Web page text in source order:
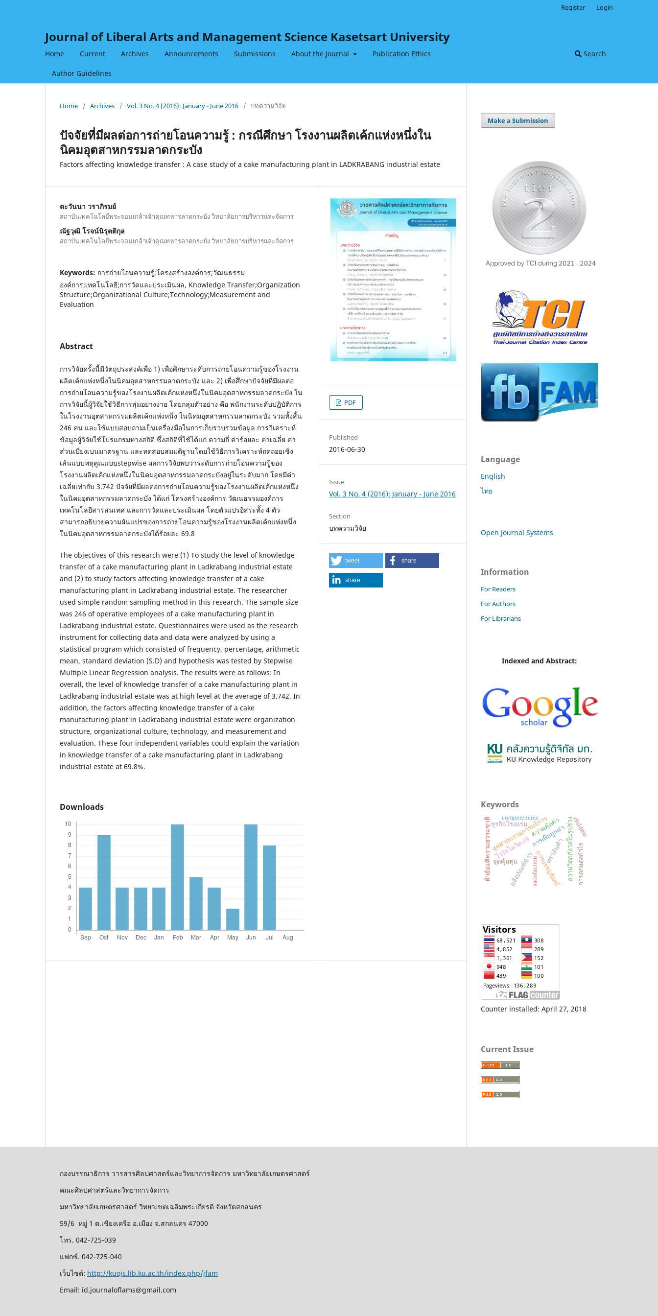
Journal of Liberal Arts and Management Science Kasetsart University
Home Current Archives Announcements Submissions About the Journal Publication Ethics
Author Guidelines
Search
Register Login
Home / Archives / Vol. 3 No. 4 (2016): January - June 2016 / บทความวิจัย
ปัจจัยที่มีผลต่อการถ่ายโอนความรู้ : กรณีศึกษา โรงงานผลิตเค้กแห่งหนึ่งใน
นิคมอุตสาหกรรมลาดกระบัง
Factors affecting knowledge transfer : A case study of a cake manufacturing plant in LADKRABANG industrial estate
ตะวันนา วราภิรมย์
สถาบันเทคโนโลยีพระจอมเกล้าเจ้าคุณทหารลาดกระบัง วิทยาลัยการบริหารและจัดการ
ณัฐวุฒิ โรจน์นิรุตติกุล
สถาบันเทคโนโลยีพระจอมเกล้าเจ้าคุณทหารลาดกระบัง วิทยาลัยการบริหารและจัดการ
Keywords: การถ่ายโอนความรู้;โครงสร้างองค์การ;วัฒนธรรม
องค์การ;เทคโนโลยี;การวัดและประเมินผล, Knowledge Transfer;Organization
Structure;Organizational Culture;Technology;Measurement and
Evaluation
Abstract
การวิจัยครั้งนี้มีวัตถุประสงค์เพื่อ 1) เพื่อศึกษาระดับการถ่ายโอนความรู้ของโรงงาน
ผลิตเค้กแห่งหนึ่งในนิคมอุตสาหกรรมลาดกระบัง และ 2) เพื่อศึกษาปัจจัยที่มีผลต่อ
การถ่ายโอนความรู้ของโรงงานผลิตเค้กแห่งหนึ่งในนิคมอุตสาหกรรมลาดกระบัง ใน
การวิจัยนี้ผู้วิจัยใช้วิธีการสุ่มอย่างง่าย โดยกลุ่มตัวอย่าง คือ พนักงานระดับปฏิบัติการ
ในโรงงานอุตสาหกรรมผลิตเค้กแห่งหนึ่ง ในนิคมอุตสาหกรรมลาดกระบัง รวมทั้งสิ้น
246 คน และใช้แบบสอบถามเป็นเครื่องมือในการเก็บรวบรวมข้อมูล การวิเคราะห์
ข้อมูลผู้วิจัยใช้โปรแกรมทางสถิติ ซึ่งสถิติที่ใช้ได้แก่ ความถี่ ค่าร้อยละ ค่าเฉลี่ย ค่า
ส่วนเบี่ยงเบนมาตรฐาน และทดสอบสมมติฐานโดยใช้วิธีการวิเคราะห์ถดถอยเชิง
เส้นแบบพหุคูณแบบstepwise ผลการวิจัยพบว่าระดับการถ่ายโอนความรู้ของ
โรงงานผลิตเค้กแห่งหนึ่งในนิคมอุตสาหกรรมลาดกระบังอยู่ในระดับมาก โดยมีค่า
เฉลี่ยเท่ากับ 3.742 ปัจจัยที่มีผลต่อการถ่ายโอนความรู้ของโรงงานผลิตเค้กแห่งหนึ่ง
ในนิคมอุตสาหกรรมลาดกระบัง ได้แก่ โครงสร้างองค์การ วัฒนธรรมองค์การ
เทคโนโลยีสารสนเทศ และการวัดและประเมินผล โดยตัวแปรอิสระทั้ง 4 ตัว
สามารถอธิบายความผันแปรของการถ่ายโอนความรู้ของโรงงานผลิตเค้กแห่งหนึ่ง
ในนิคมอุตสาหกรรมลาดกระบังได้ร้อยละ 69.8
The objectives of this research were (1) To study the level of knowledge
transfer of a cake manufacturing plant in Ladkrabang industrial estate
and (2) to study factors affecting knowledge transfer of a cake
manufacturing plant in Ladkrabang industrial estate. The researcher
used simple random sampling method in this research. The sample size
was 246 of operative employees of a cake manufacturing plant in
Ladkrabang industrial estate. Questionnaires were used as the research
instrument for collecting data and data were analyzed by using a
statistical program which consisted of frequency, percentage, arithmetic
mean, standard deviation (S.D) and hypothesis was tested by Stepwise
Multiple Linear Regression analysis. The results were as follows: In
overall, the level of knowledge transfer of a cake manufacturing plant in
Ladkrabang industrial estate was at high level at the average of 3.742. In
addition, the factors affecting knowledge transfer of a cake
manufacturing plant in Ladkrabang industrial estate were organization
structure, organizational culture, technology, and measurement and
evaluation. These four independent variables could explain the variation
in knowledge transfer of a cake manufacturing plant in Ladkrabang
industrial estate at 69.8%.
Downloads
PDF
Published
2016-06-30
Issue
Vol. 3 No. 4 (2016): January - June 2016
Section
บทความวิจัย
tweet share
share
Make a Submission
Language
English
ไทย
Open Journal Systems
Information
For Readers
For Authors
For Librarians
Indexed and Abstract:
Keywords
ไวรัสโควิด-19
ผลิตภัณฑ์ข้าว
การเพิ่มมูลค่า
การบรรจุภัณฑ์ตราสินค้า
อุตสาหกรรมการบริการ
ธุรกิจโรงแรม ความวิตกกังวลในรูปร่าง
จุดคุ้มทุน
ความคุ้มค่า
satisfaction
competencies
ผ้าย้อมสีครามธรรมชาติ children
การตกแต่งกำไร
Counter installed: April 27, 2018
Current Issue
กองบรรณาธิการ วารสารศิลปศาสตร์และวิทยาการจัดการ มหาวิทยาลัยเกษตรศาสตร์
คณะศิลปศาสตร์และวิทยาการจัดการ
มหาวิทยาลัยเกษตรศาสตร์ วิทยาเขตเฉลิมพระเกียรติ จังหวัดสกลนคร
59/6 หมู่ 1 ต.เชียงเครือ อ.เมือง จ.สกลนคร 47000
โทร. 042-725-039
แฟกซ์. 042-725-040
เว็บไซต์: http://kuojs.lib.ku.ac.th/index.php/jfam
Email: id.journaloflams@gmail.com